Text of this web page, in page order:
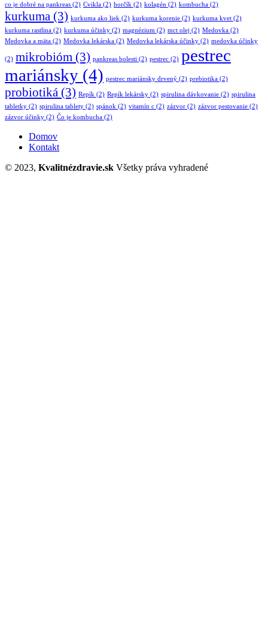
co je dobré na pankreas (2) Cvikla (2) horčík (2) kolagén (2) kombucha (2)
kurkuma (3) kurkuma ako liek (2) kurkuma korenie (2) kurkuma kvet (2)
kurkuma rastlina (2) kurkuma účinky (2) magnézium (2) mct olej (2) Medovka (2)
Medovka a mäta (2) Medovka lekárska (2) Medovka lekárska účinky (2) medovka účinky
(2) mikrobióm (3) pankreas bolesti (2) pestrec (2) pestrec
mariánsky (4) pestrec mariánsky drvený (2) prebiotika (2)
probiotiká (3) Repík (2) Repík lekársky (2) spirulina dávkovanie (2) spirulina
tabletky (2) spirulina tablety (2) spánok (2) vitamín c (2) zázvor (2) zázvor pestovanie (2)
zázvor účinky (2) Čo je kombucha (2)
Domov
Kontakt
© 2023, Kvalitnézdravie.sk Všetky práva vyhradené